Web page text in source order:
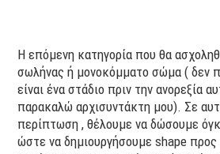
Η επόμενη κατηγορία που θα
σωλήνας ή μονοκόμματο σώμα ( δεν
είναι ένα στάδιο πριν την ανορεξία
παρακαλώ αρχισυντάκτη μου). Σε
περίπτωση , θέλουμε να δώσουμε
ώστε να δημιουργήσουμε shape προς